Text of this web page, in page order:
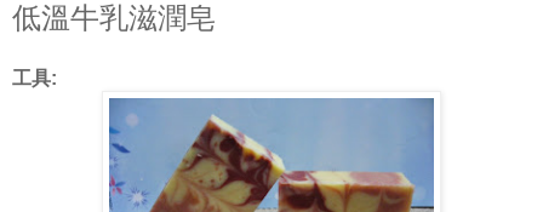
低溫牛乳滋潤皂
工具: